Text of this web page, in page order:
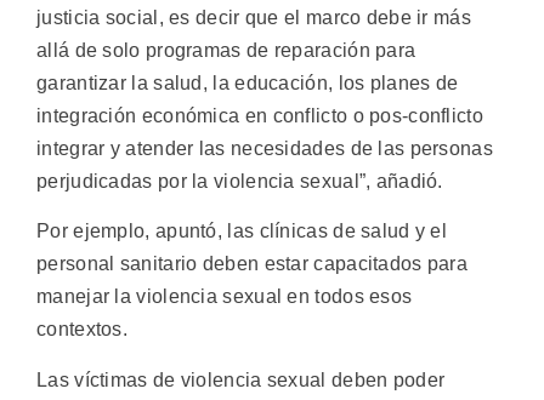
justicia social, es decir que el marco debe ir más
allá de solo programas de reparación para
garantizar la salud, la educación, los planes de
integración económica en conflicto o pos-conflicto
integrar y atender las necesidades de las personas
perjudicadas por la violencia sexual”, añadió.
Por ejemplo, apuntó, las clínicas de salud y el
personal sanitario deben estar capacitados para
manejar la violencia sexual en todos esos
contextos.
Las víctimas de violencia sexual deben poder